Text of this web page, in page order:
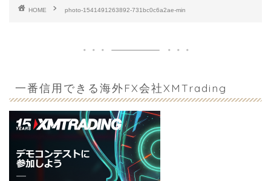
HOME photo-1541491263892-731bc0c6a2ae-min
一番信用できる海外FX会社XMTrading